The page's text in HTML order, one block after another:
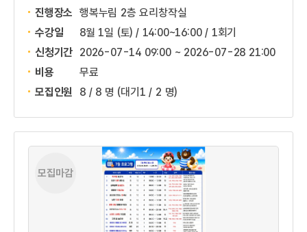
진행장소 행복누림 2층 요리창작실
수강일
8월 1일 (토) / 14:00~16:00 / 1회기
신청기간 2026-07-14 09:00 ~ 2026-07-28 21:00
비용
무료
모집인원
8 / 8 명 (대기1 / 2 명)
모집마감